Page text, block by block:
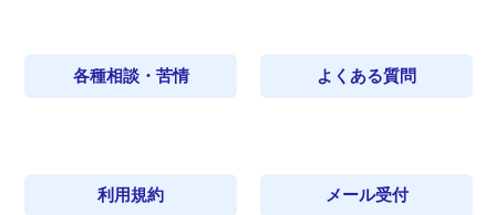
各種相談・苦情 よくある質問
利用規約 メール受付